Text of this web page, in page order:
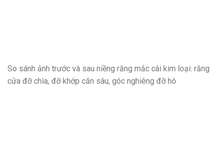
So sánh ảnh trước và sau niềng răng mắc cài kim loại: răng
cửa đỡ chìa, đỡ khớp cắn sâu, góc nghiêng đỡ hô